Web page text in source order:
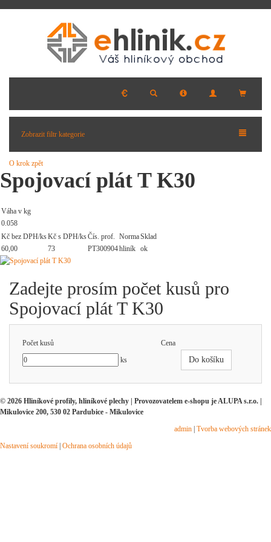
Zobrazit filtr kategorie
O krok zpět
Spojovací plát T K30
Váha v kg
0.058
Kč bez DPH/ksKč s DPH/ksČís. prof. NormaSklad
60,00
73 PT300904hliník ok
Zadejte prosím počet kusů pro
Spojovací plát T K30
Počet kusů
Cena
ks
Do košíku
© 2026 Hliníkové profily, hliníkové plechy | Provozovatelem e-shopu je ALUPA s.r.o. |
Mikulovice 200, 530 02 Pardubice - Mikulovice
admin Tvorba webových stránek
Nastavení soukromí Ochrana osobních údajů